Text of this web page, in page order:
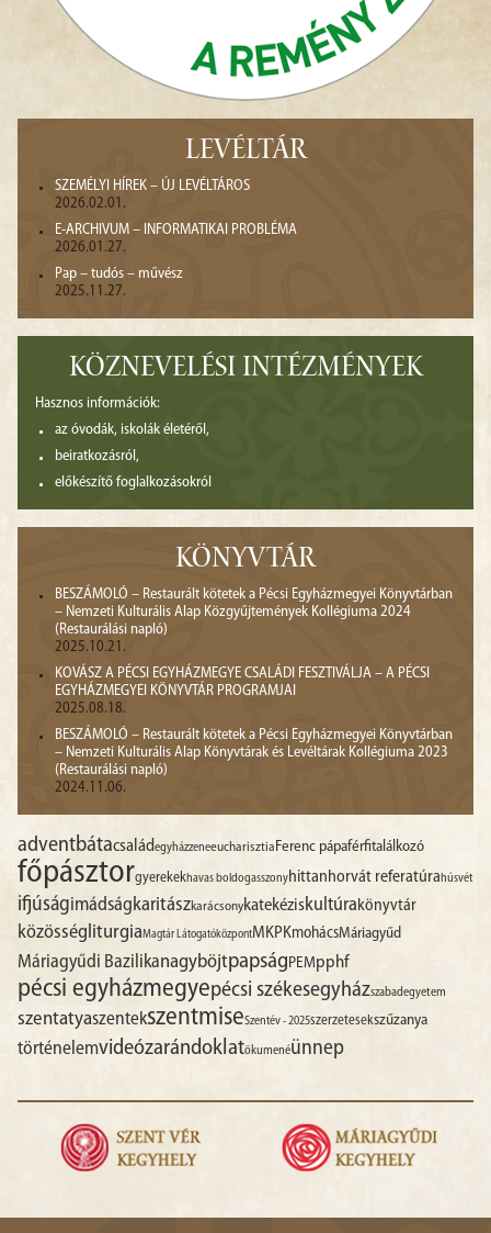
LEVÉLTÁR
SZEMÉLYI HÍREK – ÚJ LEVÉLTÁROS
2026.02.01.
E-ARCHIVUM – INFORMATIKAI PROBLÉMA
2026.01.27.
Pap – tudós – művész
2025.11.27.
KÖZNEVELÉSI INTÉZMÉNYEK
Hasznos információk:
az óvodák, iskolák életéről,
beiratkozásról,
előkészítő foglalkozásokról
KÖNYVTÁR
BESZÁMOLÓ – Restaurált kötetek a Pécsi Egyházmegyei Könyvtárban
– Nemzeti Kulturális Alap Közgyűjtemények Kollégiuma 2024
(Restaurálási napló)
2025.10.21.
KOVÁSZ A PÉCSI EGYHÁZMEGYE CSALÁDI FESZTIVÁLJA – A PÉCSI
EGYHÁZMEGYEI KÖNYVTÁR PROGRAMJAI
2025.08.18.
BESZÁMOLÓ – Restaurált kötetek a Pécsi Egyházmegyei Könyvtárban
– Nemzeti Kulturális Alap Könyvtárak és Levéltárak Kollégiuma 2023
(Restaurálási napló)
2024.11.06.
adventbátacsaládegyházzeneeucharisztiaFerenc pápaférfitalálkozó
főpásztorgyerekekhavas boldogasszonyhittanhorvát referatúrahúsvét
ifjúságimádságkaritászkarácsonykatekéziskultúrakönyvtár
közösségliturgiaMagtár LátogatóközpontMKPKmohácsMáriagyűd
Máriagyűdi BazilikanagyböjtpapságPEMpphf
pécsi egyházmegyepécsi székesegyházszabadegyetem
szentatyaszentekszentmiseSzentév - 2025szerzetesekszűzanya
történelemvideózarándoklatökumenéünnep